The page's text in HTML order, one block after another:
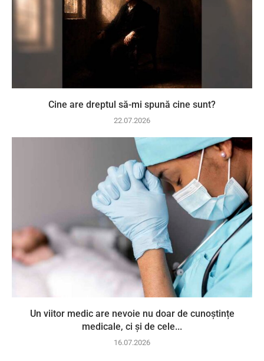
Cine are dreptul să-mi spună cine sunt?
22.07.2026
Un viitor medic are nevoie nu doar de cunoștințe
medicale, ci și de cele...
16.07.2026